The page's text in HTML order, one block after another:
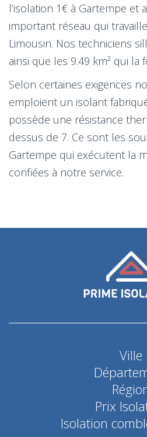
l’isolation 1€ à Gartempe et
important réseau qui
Limousin. Nos techniciens
ainsi que les 9.49 km² qui la
Selon certaines exigences
emploient un isolant
possède une résistance
dessus de 7. Ce sont les
Gartempe qui exécutent la
confiées à notre service.
Ville
Prix
Isolation